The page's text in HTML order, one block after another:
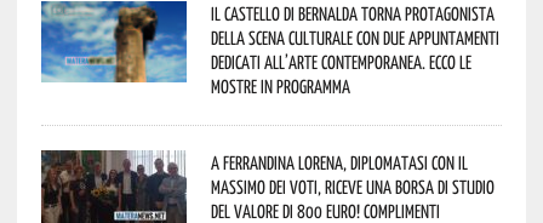
Il Castello di Bernalda torna protagonista
della scena culturale con due appuntamenti
dedicati all’arte contemporanea. Ecco le
mostre in programma
A Ferrandina Lorena, diplomatasi con il
massimo dei voti, riceve una borsa di studio
del valore di 800 euro! Complimenti